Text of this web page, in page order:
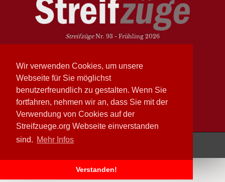
Wir verwenden Cookies, um unsere
Webseite für Sie möglichst
benutzerfreundlich zu gestalten. Wenn Sie
fortfahren, nehmen wir an, dass Sie mit der
Verwendung von Cookies auf der
Streifzuege.org Webseite einverstanden
sind. Mehr Infos
Verstanden!
StreifzügeNr. 93 - Frühling 2026
NEUESTE BEITRÄGE
Vielfalt heißt zwischen den Welten übersetzen
Dasein als Fortsein
Das Elend der Soziologie
Hymne. Kanon. Ohrwurm
Streifzüge läuft mit